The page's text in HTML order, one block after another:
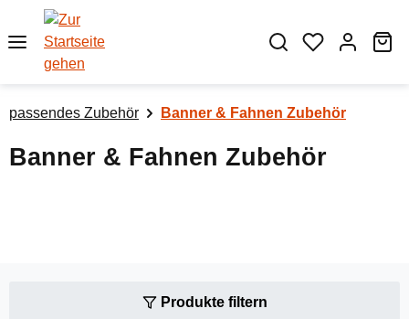
Zum Hauptinhalt springen
passendes Zubehör Banner & Fahnen Zubehör
Banner & Fahnen Zubehör
Produkte filtern